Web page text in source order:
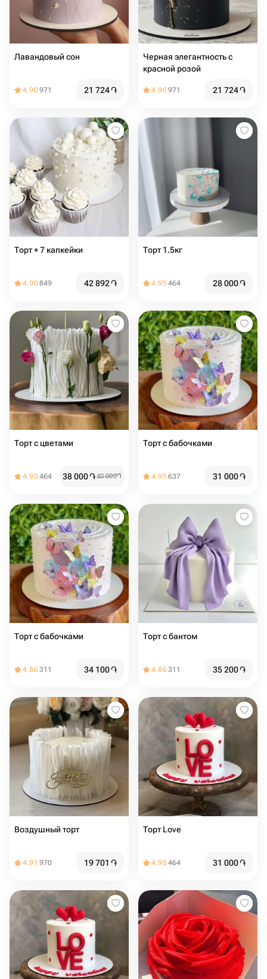
Лавандовый сон
4.90971 21 724֏
Черная элегантность с
красной розой
4.90971 21 724֏
Торт + 7 капкейки
4.90849 42 892֏
Торт 1.5кг
4.95464 28 000֏
Торт с цветами️
4.95464 38 000֏40 000֏
Торт с бабочками
4.95637 31 000֏
Торт с бабочками
4.86311 34 100֏
Торт с бантом
4.86311 35 200֏
Воздушный торт
4.91 970 19 701 ֏
Торт Love
4.95464 31 000֏